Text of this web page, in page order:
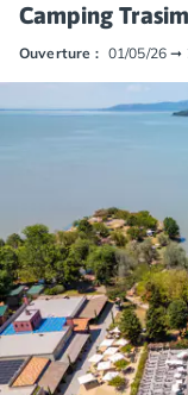
Camping Haut-
Camping Colmar
Camping
Camping Munster
Camping Les
Camping Sarlat
Camping Gironde
Camping
Camping
Camping Hourtin
Camping
Ouverture : 01/05/26 ➞